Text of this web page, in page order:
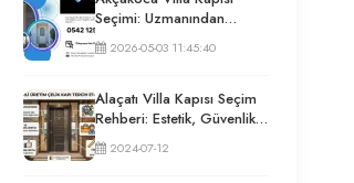
Seçimi: Uzmanından
Güvenlik ve İzolasyon
Rehberi
2026-05-03 11:45:40
Alaçatı Villa Kapısı Seçim
Rehberi: Estetik, Güvenlik
ve Püf Noktaları
2024-07-12